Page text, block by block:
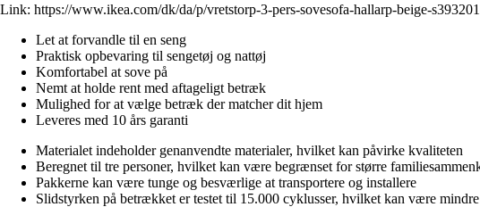
Link: https://www.ikea.com/dk/da/p/vretstorp-3-pers-sovesofa-hallarp-beige-
Let at forvandle til en seng
Praktisk opbevaring til sengetøj og nattøj
Komfortabel at sove på
Nemt at holde rent med aftageligt betræk
Mulighed for at vælge betræk der matcher dit hjem
Leveres med 10 års garanti
Materialet indeholder genanvendte materialer, hvilket kan påvirke kvaliteten
Beregnet til tre personer, hvilket kan være begrænset for større
Pakkerne kan være tunge og besværlige at transportere og installere
Slidstyrken på betrækket er testet til 15.000 cyklusser, hvilket kan være